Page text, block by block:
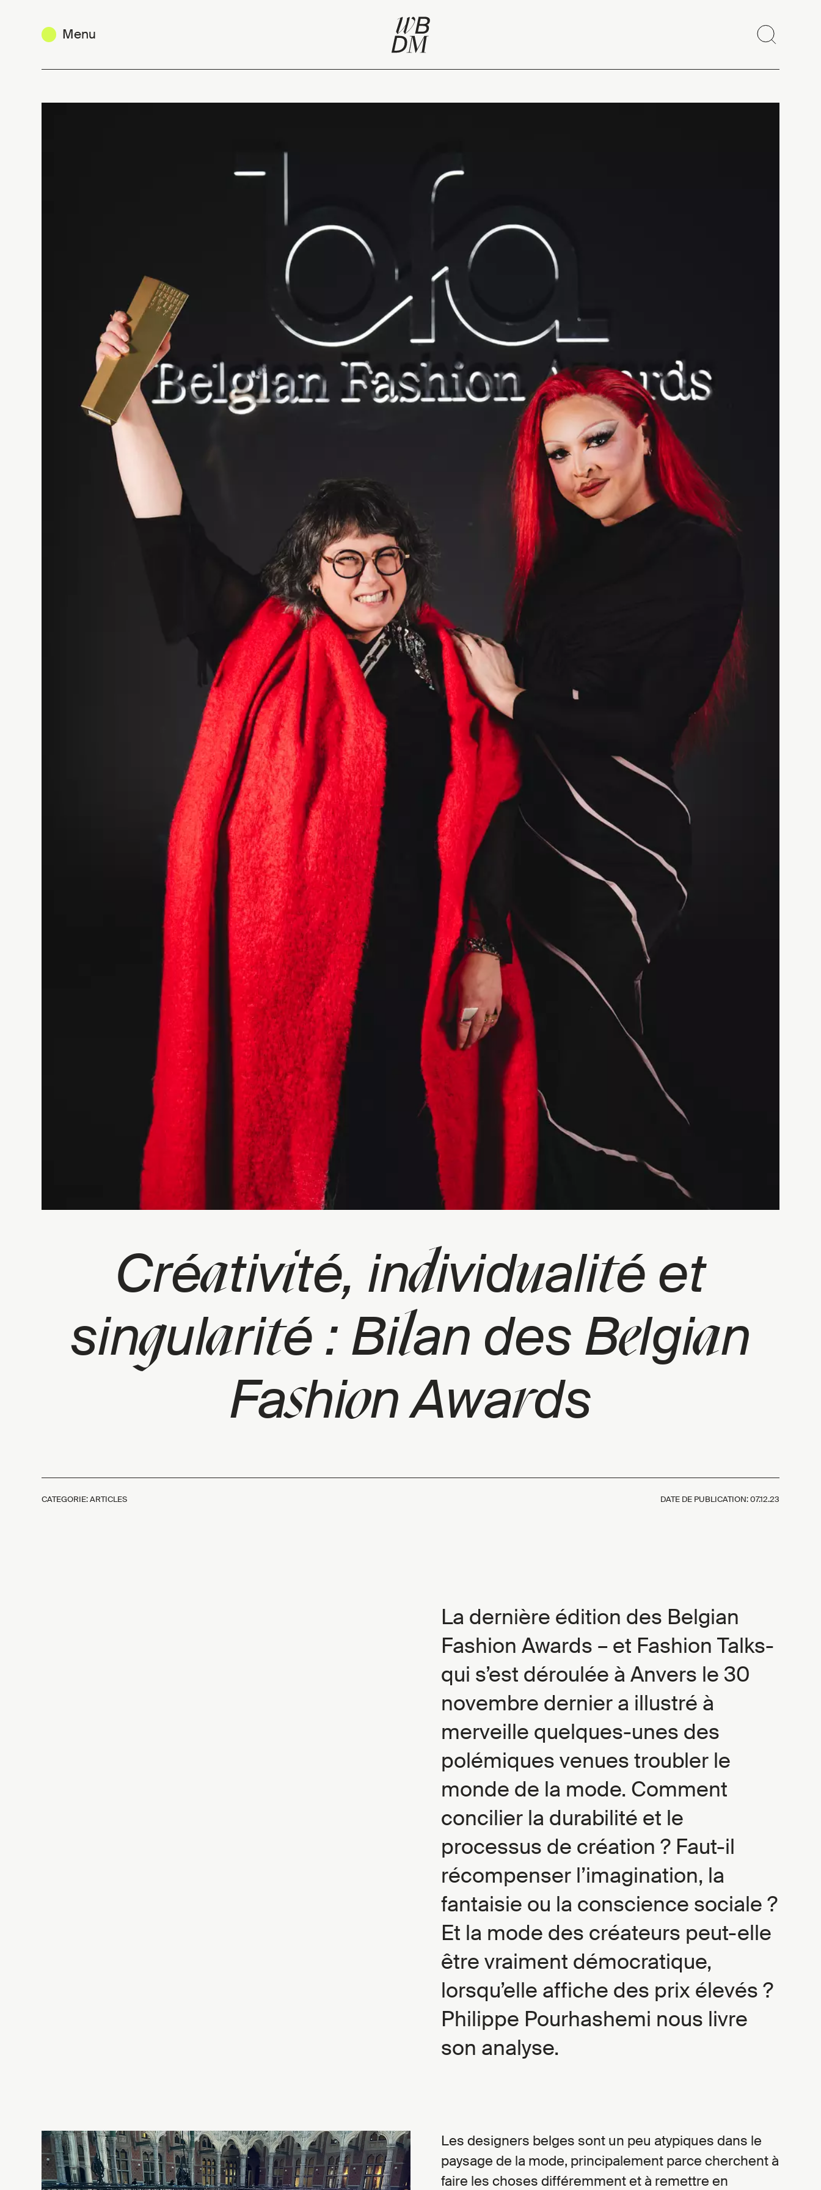
Menu
Créativité, individualité et singularité : bilan des Belgian Fashion Awards
Copier le lien
Créativité, individualité et
singularité : Bilan des Belgian
Fashion Awards
CATEGORIE: ARTICLES DATE DE PUBLICATION:07.12.23
La dernière édition des Belgian
Fashion Awards – et Fashion Talks-
qui s’est déroulée à Anvers le 30
novembre dernier a illustré à
merveille quelques-unes des
polémiques venues troubler le
monde de la mode. Comment
concilier la durabilité et le
processus de création ? Faut-il
récompenser l’imagination, la
fantaisie ou la conscience sociale ?
Et la mode des créateurs peut-elle
être vraiment démocratique,
lorsqu’elle affiche des prix élevés ?
Philippe Pourhashemi nous livre
son analyse.
Les designers belges sont un peu atypiques dans le
paysage de la mode, principalement parce cherchent à
faire les choses différemment et à remettre en